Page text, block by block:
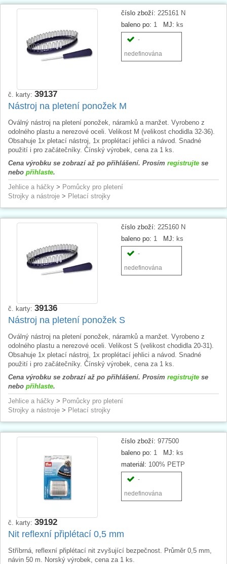
číslo zboží: 225161 N
baleno po: 1 MJ: ks
-
nedefinována
č. karty: 39137
Nástroj na pletení ponožek M
Oválný nástroj na pletení ponožek, náramků a manžet. Vyrobeno z
odolného plastu a nerezové oceli. Velikost M (velikost chodidla 32-36).
Obsahuje 1x pletací nástroj, 1x proplétací jehlici a návod. Snadné
použití i pro začátečníky. Čínský výrobek, cena za 1 ks.
Cena výrobku se zobrazí až po přihlášení. Prosím registrujte se
nebo přihlaste.
Jehlice a háčky > Pomůcky pro pletení
Strojky a nástroje > Pletací strojky
číslo zboží: 225160 N
baleno po: 1 MJ: ks
-
nedefinována
č. karty: 39136
Nástroj na pletení ponožek S
Oválný nástroj na pletení ponožek, náramků a manžet. Vyrobeno z
odolného plastu a nerezové oceli. Velikost S (velikost chodidla 20-31).
Obsahuje 1x pletací nástroj, 1x proplétací jehlici a návod. Snadné
použití i pro začátečníky. Čínský výrobek, cena za 1 ks.
Cena výrobku se zobrazí až po přihlášení. Prosím registrujte se
nebo přihlaste.
Jehlice a háčky > Pomůcky pro pletení
Strojky a nástroje > Pletací strojky
číslo zboží: 977500
baleno po: 1 MJ: ks
materiál: 100% PETP
-
nedefinována
č. karty: 39192
Nit reflexní připlétací 0,5 mm
Stříbrná, reflexní připlétací nit zvyšující bezpečnost. Průměr 0,5 mm,
návin 50 m. Norský výrobek, cena za 1 ks.